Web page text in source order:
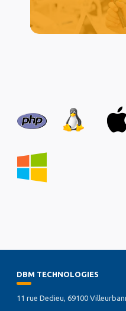
DBM TECHNOLOGIES
11 rue Dedieu, 69100